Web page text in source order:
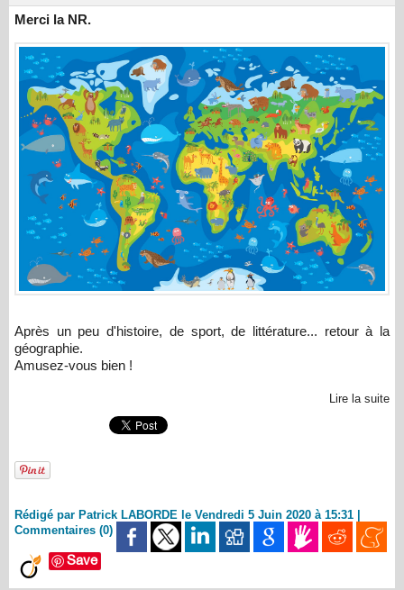
Merci la NR.
Après un peu d'histoire, de sport, de littérature... retour à la
géographie.
Amusez-vous bien !
Lire la suite
Rédigé par Patrick LABORDE le Vendredi 5 Juin 2020 à 15:31 |
Commentaires (0)
Save